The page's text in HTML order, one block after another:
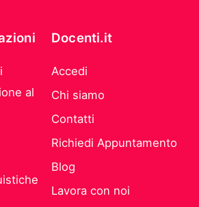
al
Docenti.it
Accedi
Chi siamo
Contatti
Richiedi Appuntamento
Blog
Lavora con noi